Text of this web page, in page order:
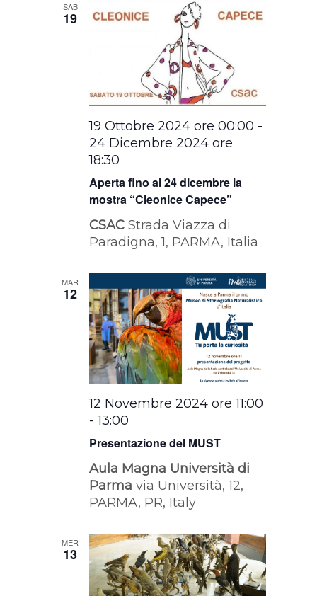
SAB
19
Aperta fino al 24 dicembre la
mostra “Cleonice Capece”
19 Ottobre 2024 ore 00:00 -
24 Dicembre 2024 ore
18:30
CSACStrada Viazza di
Paradigna, 1, PARMA, Italia
MAR
12
Presentazione del MUST
12 Novembre 2024 ore 11:00
-13:00
Aula Magna Università di
Parmavia Università, 12,
PARMA, PR, Italy
MER
13